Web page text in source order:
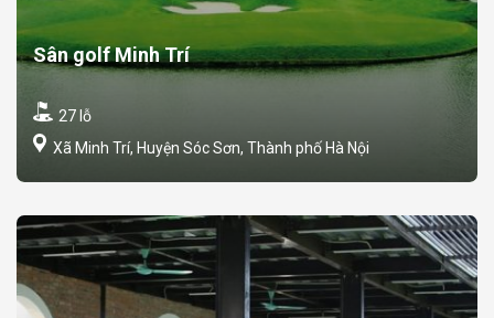
Sân golf Minh Trí
27 lỗ
Xã Minh Trí, Huyện Sóc Sơn, Thành phố Hà Nội